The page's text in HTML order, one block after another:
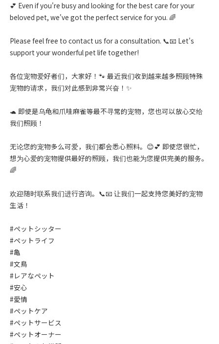
💕 Even if you're busy and looking for the best care for your
beloved pet, we've got the perfect service for you. 🌈
Please feel free to contact us for a consultation. 📞📧 Let's
support your wonderful pet life together!
各位宠物爱好者们，大家好！🐾 最近我们收到越来越多照顾特殊
宠物的请求，我们对此感到非常兴奋！✨
🐢 即使是乌龟和爪哇麻雀等最不寻常的宠物，您也可以放心交给
我们照顾！
无论您的宠物多么可爱，我们都会悉心照料。😊💕 即使您很忙，
想为心爱的宠物提供最好的照顾，我们也能为您提供完美的服务。
🌈
欢迎随时联系我们进行咨询。📞📧 让我们一起支持您美好的宠物
生活！
#ペットシッター
#ペットライフ
#亀
#文鳥
#レアなペット
#安心
#愛情
#ペットケア
#ペットサービス
#ペットオーナー